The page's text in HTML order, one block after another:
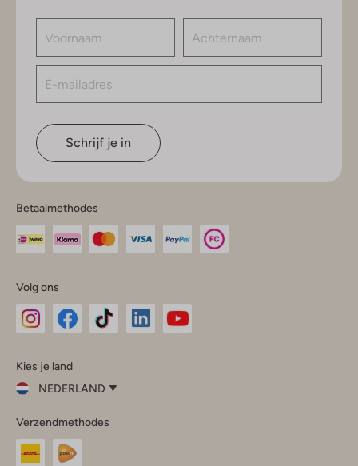
Schrijf je in
Betaalmethodes
Volg ons
InstagramFacebook
Kies je land
NEDERLAND
je
land
Nederland
Verzendmethodes